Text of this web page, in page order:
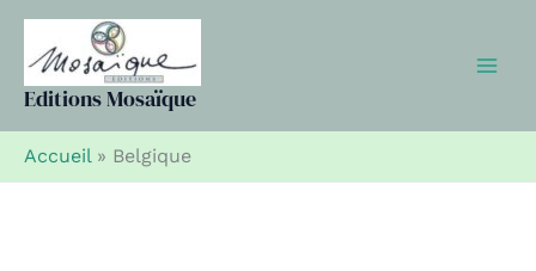
Aller
contenu
Editions Mosaïque
Accueil» Belgique